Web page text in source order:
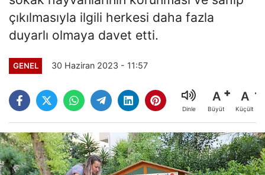
çıkılmasıyla ilgili herkesi daha fazla
duyarlı olmaya davet etti.
GENEL 30 Haziran 2023 - 11:57
Dinle
A
Büyüt
A
Küçült